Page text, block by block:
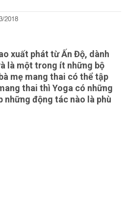
2018
xuất phát từ Ấn Độ, dành
là một trong ít những bộ
mẹ mang thai có thể tập
thai thì Yoga có những
những động tác nào là phù